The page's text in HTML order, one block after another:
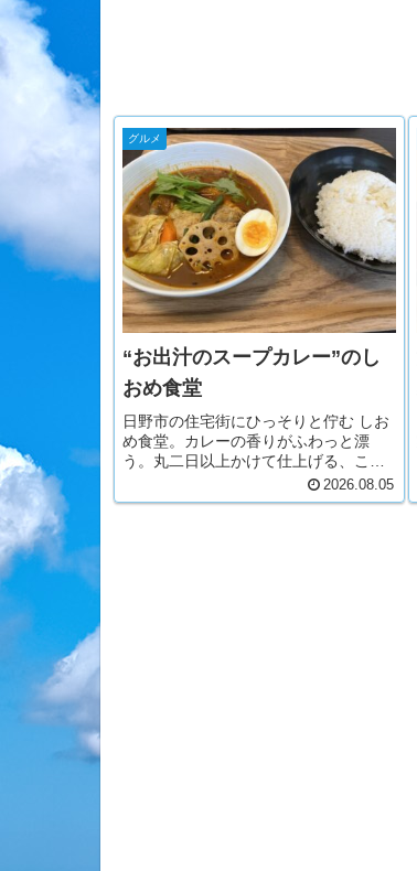
グルメ
“お出汁のスープカレー”のし
おめ食堂
日野市の住宅街にひっそりと佇む しお
め食堂。カレーの香りがふわっと漂
う。丸二日以上かけて仕上げる、こだ
わりのWスープしおめ食堂のスープカ
レーは、２つの出しを使ったWスー
2026.08.05